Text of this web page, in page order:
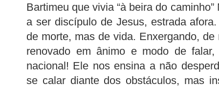
Bartimeu que vivia “à beira do
a ser discípulo de Jesus, estrada
de morte, mas de vida. Enxergando,
renovado em ânimo e modo de falar,
nacional! Ele nos ensina a não
se calar diante dos obstáculos, mas